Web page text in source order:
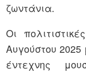
ζωντάνια.
Οι
Αυγούστου
έντεχνης